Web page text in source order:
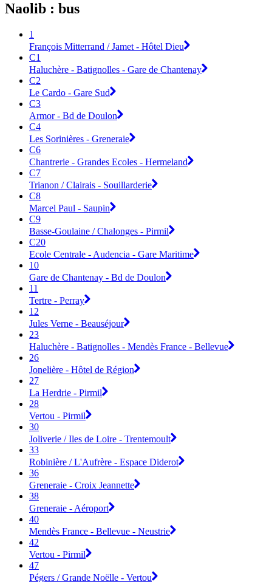
Naolib : bus
1
François Mitterrand / Jamet - Hôtel Dieu
C1
Haluchère - Batignolles - Gare de Chantenay
C2
Le Cardo - Gare Sud
C3
Armor - Bd de Doulon
C4
Les Sorinières - Greneraie
C6
Chantrerie - Grandes Ecoles - Hermeland
C7
Trianon / Clairais - Souillarderie
C8
Marcel Paul - Saupin
C9
Basse-Goulaine / Chalonges - Pirmil
C20
Ecole Centrale - Audencia - Gare Maritime
10
Gare de Chantenay - Bd de Doulon
11
Tertre - Perray
12
Jules Verne - Beauséjour
23
Haluchère - Batignolles - Mendès France - Bellevue
26
Jonelière - Hôtel de Région
27
La Herdrie - Pirmil
28
Vertou - Pirmil
30
Joliverie / Iles de Loire - Trentemoult
33
Robinière / L'Aufrère - Espace Diderot
36
Greneraie - Croix Jeannette
38
Greneraie - Aéroport
40
Mendès France - Bellevue - Neustrie
42
Vertou - Pirmil
47
Pégers / Grande Noëlle - Vertou